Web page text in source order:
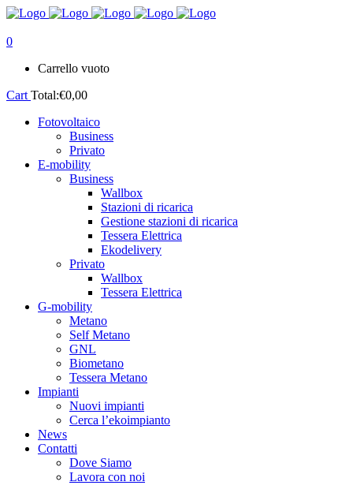
0
Carrello vuoto
Cart Total:€0,00
Fotovoltaico
Business
Privato
E-mobility
Business
Wallbox
Stazioni di ricarica
Gestione stazioni di ricarica
Tessera Elettrica
Ekodelivery
Privato
Wallbox
Tessera Elettrica
G-mobility
Metano
Self Metano
GNL
Biometano
Tessera Metano
Impianti
Nuovi impianti
Cerca l’ekoimpianto
News
Contatti
Dove Siamo
Lavora con noi